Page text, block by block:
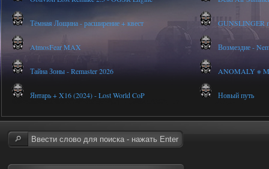
Тёмная Лощина - расширение + квест GUNSLINGER
AtmosFear MAX Возмездие -
Тайна Зоны - Remaster 2026 ANOMALY ※
Янтарь + X16 (2024) - Lost World CoP Новый путь